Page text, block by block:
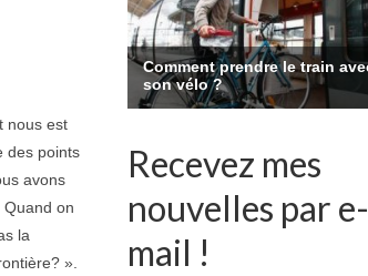
nous est
des points
avons
Quand on
la
».
Recevez mes
nouvelles par e-
mail !